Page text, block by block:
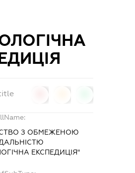
З ОБМЕЖЕНОЮ
ЕКСПЕДИЦІЯ"